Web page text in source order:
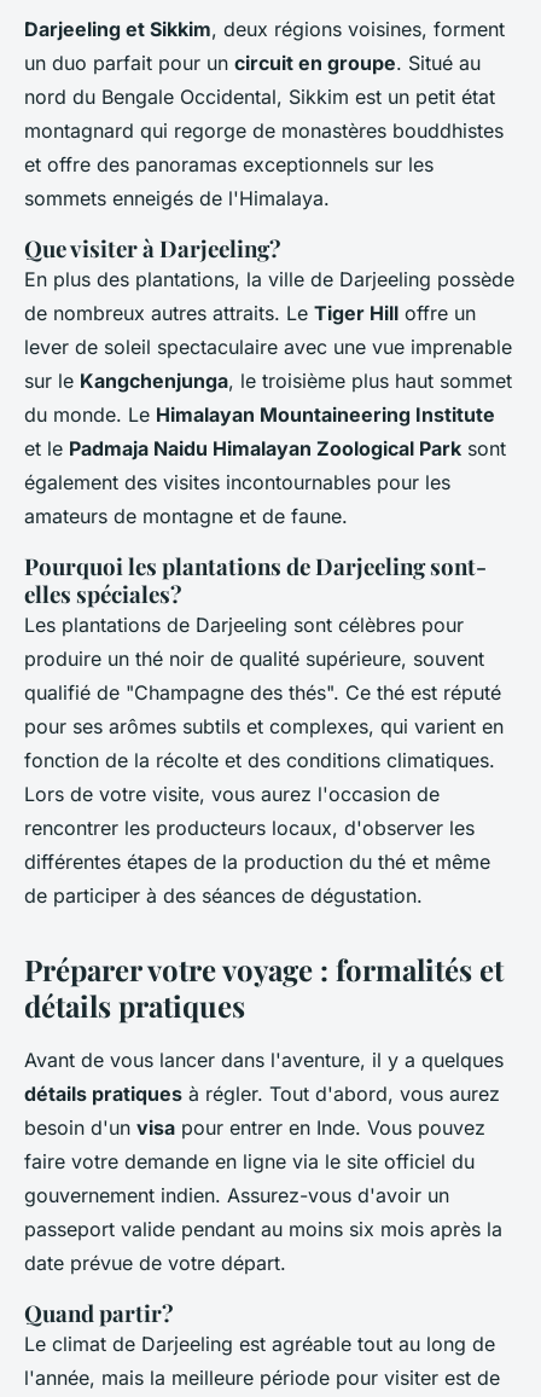
Darjeeling et Sikkim, deux régions voisines, forment
un duo parfait pour un circuit en groupe. Situé au
nord du Bengale Occidental, Sikkim est un petit état
montagnard qui regorge de monastères bouddhistes
et offre des panoramas exceptionnels sur les
sommets enneigés de l'Himalaya.
Que visiter à Darjeeling?
En plus des plantations, la ville de Darjeeling possède
de nombreux autres attraits. Le Tiger Hill offre un
lever de soleil spectaculaire avec une vue imprenable
sur le Kangchenjunga, le troisième plus haut sommet
du monde. Le Himalayan Mountaineering Institute
et le Padmaja Naidu Himalayan Zoological Park sont
également des visites incontournables pour les
amateurs de montagne et de faune.
Pourquoi les plantations de Darjeeling sont-
elles spéciales?
Les plantations de Darjeeling sont célèbres pour
produire un thé noir de qualité supérieure, souvent
qualifié de "Champagne des thés". Ce thé est réputé
pour ses arômes subtils et complexes, qui varient en
fonction de la récolte et des conditions climatiques.
Lors de votre visite, vous aurez l'occasion de
rencontrer les producteurs locaux, d'observer les
différentes étapes de la production du thé et même
de participer à des séances de dégustation.
Préparer votre voyage : formalités et
détails pratiques
Avant de vous lancer dans l'aventure, il y a quelques
détails pratiques à régler. Tout d'abord, vous aurez
besoin d'un visa pour entrer en Inde. Vous pouvez
faire votre demande en ligne via le site officiel du
gouvernement indien. Assurez-vous d'avoir un
passeport valide pendant au moins six mois après la
date prévue de votre départ.
Quand partir?
Le climat de Darjeeling est agréable tout au long de
l'année, mais la meilleure période pour visiter est de